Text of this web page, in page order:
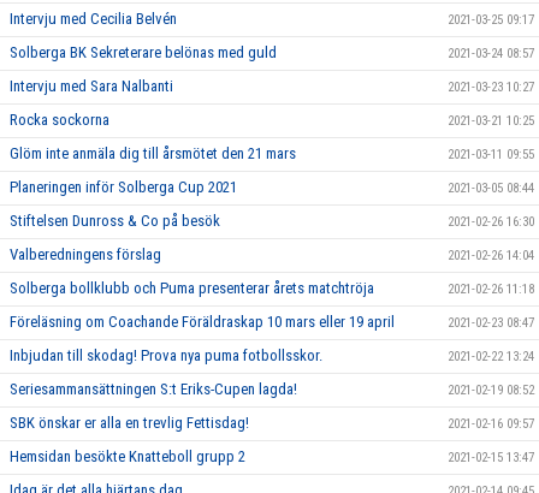
Intervju med Cecilia Belvén 2021-03-25 09:17
Solberga BK Sekreterare belönas med guld 2021-03-24 08:57
Intervju med Sara Nalbanti 2021-03-23 10:27
Rocka sockorna 2021-03-21 10:25
Glöm inte anmäla dig till årsmötet den 21 mars 2021-03-11 09:55
Planeringen inför Solberga Cup 2021 2021-03-05 08:44
Stiftelsen Dunross & Co på besök 2021-02-26 16:30
Valberedningens förslag 2021-02-26 14:04
Solberga bollklubb och Puma presenterar årets matchtröja 2021-02-26 11:18
Föreläsning om Coachande Föräldraskap 10 mars eller 19 april 2021-02-23 08:47
Inbjudan till skodag! Prova nya puma fotbollsskor. 2021-02-22 13:24
Seriesammansättningen S:t Eriks-Cupen lagda! 2021-02-19 08:52
SBK önskar er alla en trevlig Fettisdag! 2021-02-16 09:57
Hemsidan besökte Knatteboll grupp 2 2021-02-15 13:47